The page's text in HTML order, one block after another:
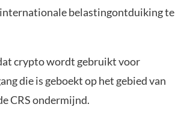
internationale belastingontduiking te
crypto wordt gebruikt voor
die is geboekt op het gebied van
CRS ondermijnd.